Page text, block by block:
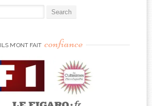
ILS M’ONT FAIT confiance